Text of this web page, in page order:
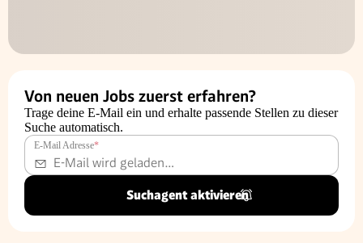
Von neuen Jobs zuerst erfahren?
Trage deine E-Mail ein und erhalte passende Stellen zu dieser
Suche automatisch.
E-Mail Adresse*
Suchagent aktivieren